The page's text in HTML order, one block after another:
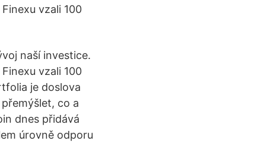
vzali 100
naší investice.
vzali 100
je doslova
co a
dnes přidává
úrovně odporu